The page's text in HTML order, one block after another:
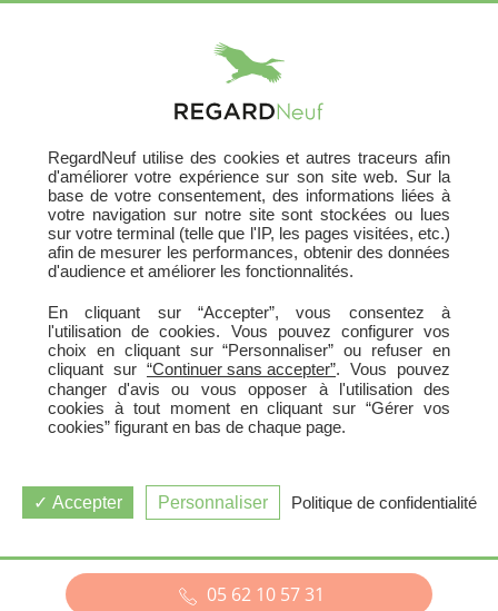
LE PATIO DE CHARLARY
ROUFFIAC TOLOSAN (31)
05 62 10 57 31
RegardNeuf utilise des cookies et autres traceurs afin
d'améliorer votre expérience sur son site web. Sur la
base de votre consentement, des informations liées à
votre navigation sur notre site sont stockées ou lues
sur votre terminal (telle que l'IP, les pages visitées, etc.)
afin de mesurer les performances, obtenir des données
d'audience et améliorer les fonctionnalités.
En cliquant sur “Accepter”, vous consentez à
l'utilisation de cookies. Vous pouvez configurer vos
choix en cliquant sur “Personnaliser” ou refuser en
cliquant sur “Continuer sans accepter”. Vous pouvez
changer d'avis ou vous opposer à l'utilisation des
cookies à tout moment en cliquant sur “Gérer vos
cookies” figurant en bas de chaque page.
Accepter Personnaliser Politique de confidentialité